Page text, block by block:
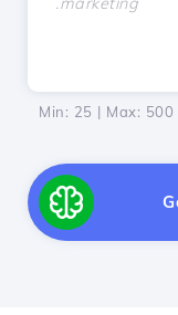
Min: 25 | Max: 500